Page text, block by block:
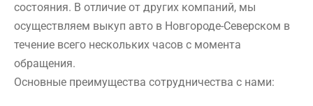
состояния. В отличие от других компаний, мы
осуществляем выкуп авто в Новгороде-Северском в
течение всего нескольких часов с момента
обращения.
Основные преимущества сотрудничества с нами: